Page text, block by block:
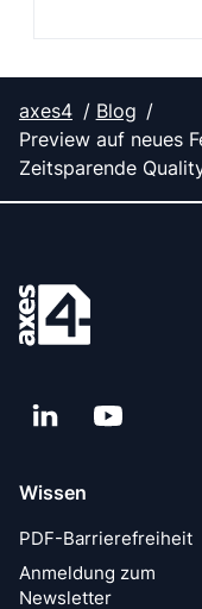
axes4
Blog
Preview auf neues
Zeitsparende
LinkedInYouTube
Wissen
PDF-Barrierefreiheit
Anmeldung zum
Newsletter